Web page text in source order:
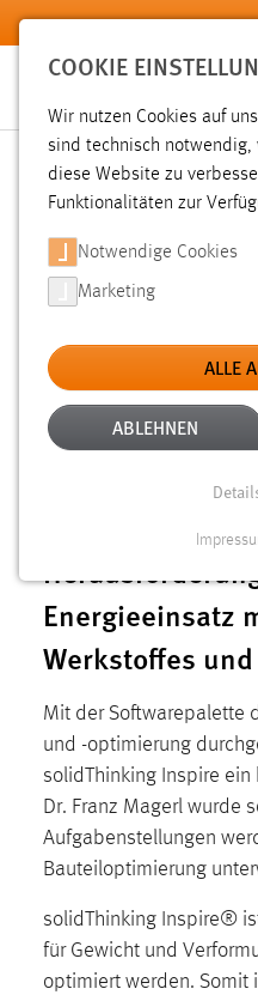
Zum Hauptinhalt springen
Sie sind hier:
Hochschule Aktuelles News
UND
06.12.2017
Ein wichtiger
Leichtbau mit
Zielvorgaben
Energieeinsatz
Werkstoffes
Mit der Softwarepalette
und -optimierung
solidThinking Inspire ein
Dr. Franz Magerl wurde
Aufgabenstellungen
Bauteiloptimierung
solidThinking Inspire®
für Gewicht und
optimiert werden. Somit
COOKIE
Wir nutzen Cookies auf
sind technisch notwendig,
diese Website zu
Funktionalitäten zur
Notwendige Cookies
Marketing
ALLE
ABLEHNEN
Funktionen und sind
Website erforderlich.
Einverständnis
Name:
Zweck:
Dieser
des
Performance